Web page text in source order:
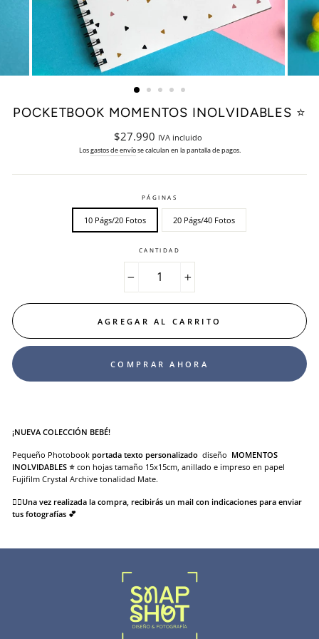
POCKETBOOK MOMENTOS INOLVIDABLES ⭐️
Precio
habitual
$27.990 IVA incluido
Losgastos de envíose calculan en la pantalla de pagos.
PÁGINAS
10 Págs/20 Fotos 20 Págs/40 Fotos
CANTIDAD
AGREGAR AL CARRITO
COMPRAR AHORA
¡NUEVA COLECCIÓN BEBÉ!
Pequeño Photobook portada texto personalizado diseño MOMENTOS
INOLVIDABLES ⭐️ con hojas tamaño 15x15cm, anillado e impreso en papel
Fujifilm Crystal Archive tonalidad Mate.
👉🏻Una vez realizada la compra, recibirás un mail con indicaciones para enviar
tus fotografías 💕